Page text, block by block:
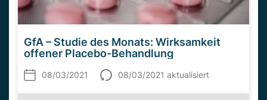
GfA – Studie des Monats: Wirksamkeit
offener Placebo-Behandlung
08/03/2021 08/03/2021 aktualisiert